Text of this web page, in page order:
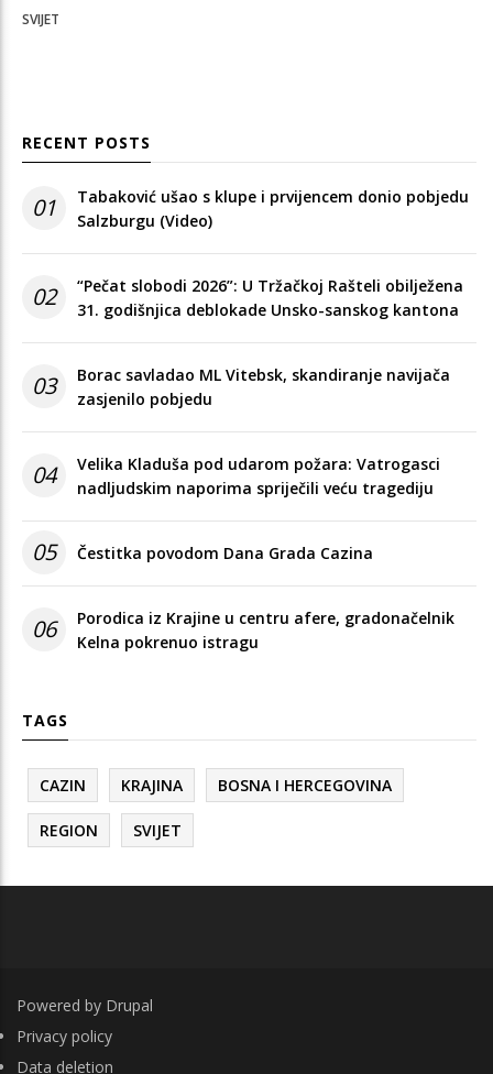
SVIJET
RECENT POSTS
01
Tabaković ušao s klupe i prvijencem donio pobjedu
Salzburgu (Video)
02
“Pečat slobodi 2026”: U Tržačkoj Rašteli obilježena
31. godišnjica deblokade Unsko-sanskog kantona
03
Borac savladao ML Vitebsk, skandiranje navijača
zasjenilo pobjedu
04
Velika Kladuša pod udarom požara: Vatrogasci
nadljudskim naporima spriječili veću tragediju
05 Čestitka povodom Dana Grada Cazina
06
Porodica iz Krajine u centru afere, gradonačelnik
Kelna pokrenuo istragu
TAGS
CAZIN KRAJINA BOSNA I HERCEGOVINA
REGION SVIJET
Powered by Drupal
FOOTER
Privacy policy
Data deletion